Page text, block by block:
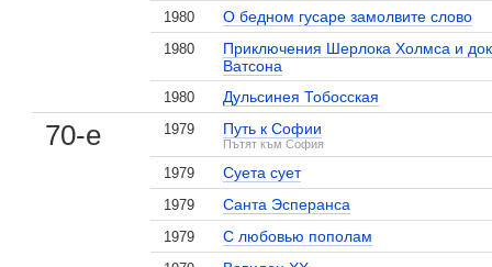
1980 О бедном гусаре замолвите слово
1980
Приключения Шерлока Холмса и
Ватсона
1980 Дульсинея Тобосская
70-е 1979 Путь к Софии
Пътят към София
1979 Суета сует
1979 Санта Эсперанса
1979 С любовью пополам